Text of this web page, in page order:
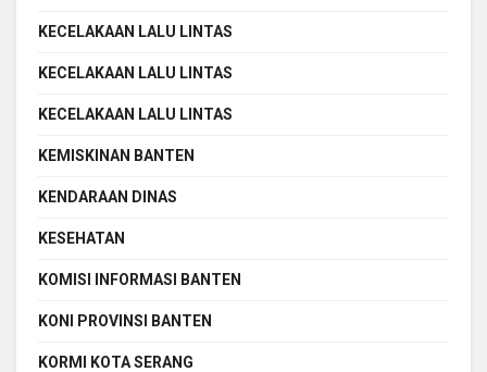
KECELAKAAN LALU LINTAS
KECELAKAAN LALU LINTAS
KECELAKAAN LALU LINTAS
KEMISKINAN BANTEN
KENDARAAN DINAS
KESEHATAN
KOMISI INFORMASI BANTEN
KONI PROVINSI BANTEN
KORMI KOTA SERANG